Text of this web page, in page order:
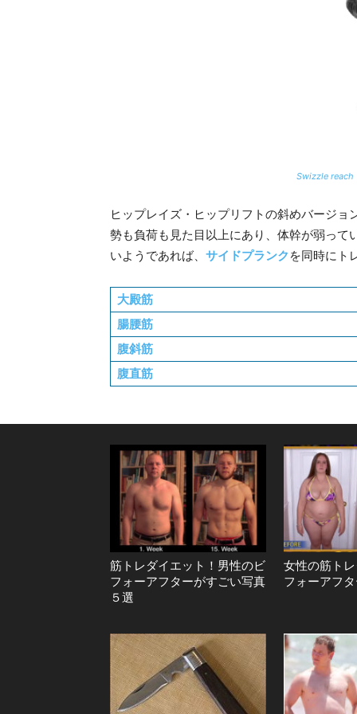
Swizzle reach
ヒップレイズ・ヒップリフトの斜めバージ
勢も負荷も見た目以上にあり、体幹が弱っ
いようであれば、 サイドプランク を同時にト
大殿筋
腸腰筋
腹斜筋
腹直筋
筋トレダイエット！男性のビ
フォーアフターがすごい写真
５選
女性の筋ト
フォーアフ